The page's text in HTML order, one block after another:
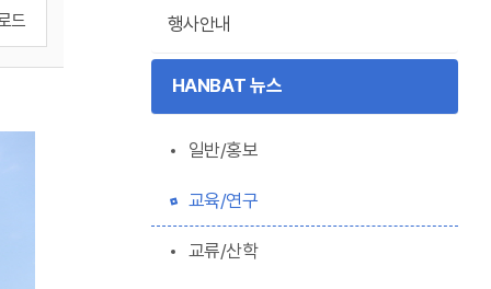
행사안내
HANBAT 뉴스
일반/홍보
교육/연구
교류/산학
드